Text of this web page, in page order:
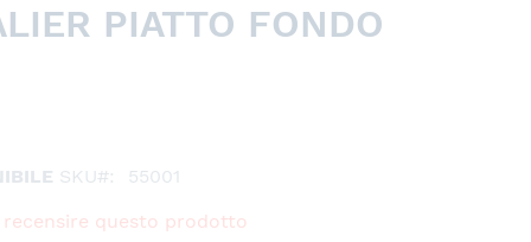
PIATTO FONDO
SKU
55001
questo prodotto